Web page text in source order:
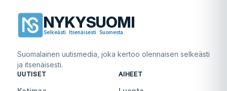
NYKYSUOMI
Selkeästi. Itsenäisesti. Suomesta.
Suomalainen uutismedia, joka kertoo olennaisen selkeästi
ja itsenäisesti.
UUTISET AIHEET